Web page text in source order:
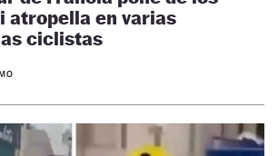
atropella en varias
ciclistas